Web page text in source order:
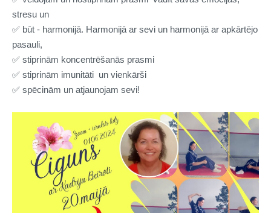
stresu un
✅ būt - harmonijā. Harmonijā ar sevi un harmonijā ar apkārtējo
pasauli,
✅ stiprinām koncentrēšanās prasmi
✅ stiprinām imunitāti un vienkārši
✅ spēcinām un atjaunojam sevi!